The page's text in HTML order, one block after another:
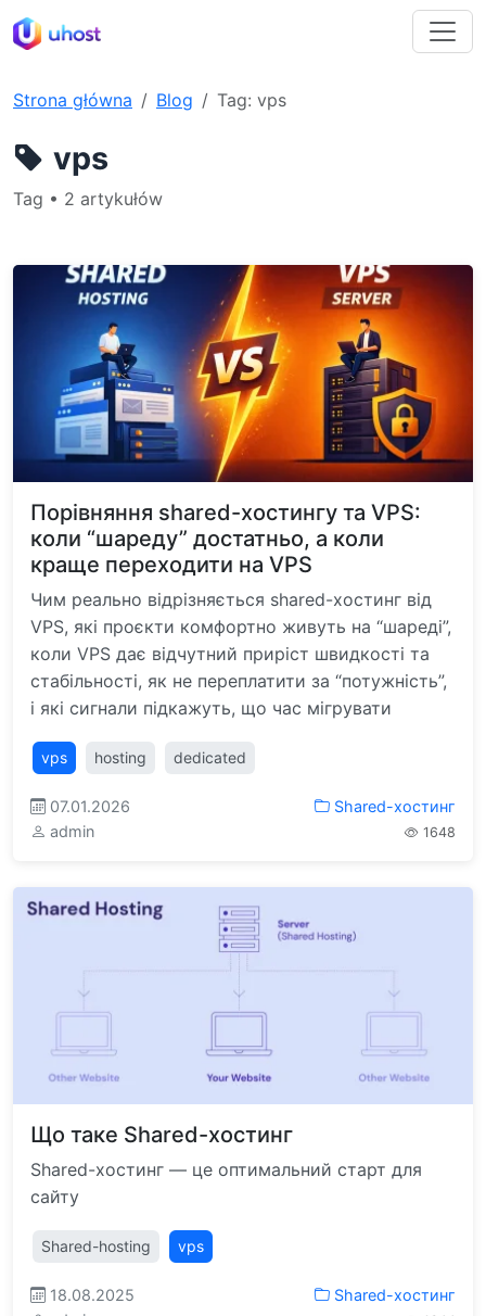
Strona główna Blog Tag: vps
vps
Tag • 2 artykułów
Порівняння shared-хостингу та VPS:
коли “шареду” достатньо, а коли
краще переходити на VPS
Чим реально відрізняється shared-хостинг від
VPS, які проєкти комфортно живуть на “шареді”,
коли VPS дає відчутний приріст швидкості та
стабільності, як не переплатити за “потужність”,
і які сигнали підкажуть, що час мігрувати
vps hosting dedicated
07.01.2026
admin
Shared-хостинг
1648
Що таке Shared-хостинг
Shared-хостинг — це оптимальний старт для
сайту
Shared-hosting vps
18.08.2025
Shared-хостинг